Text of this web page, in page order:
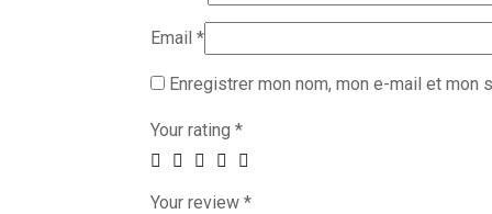
Email *
Enregistrer mon nom, mon e-mail et mon
Your rating *
Your review *